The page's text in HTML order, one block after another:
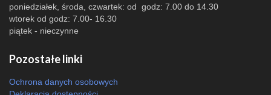
poniedziałek, środa, czwartek: od godz: 7.00 do 14.30
wtorek od godz: 7.00- 16.30
piątek - nieczynne
Pozostałe linki
Ochrona danych osobowych